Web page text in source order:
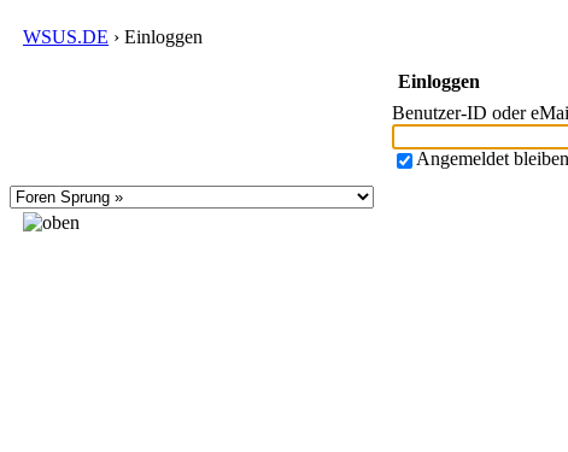
WSUS.DE › Einloggen
Einloggen
Benutzer-ID oder
Angemeldet bleiben